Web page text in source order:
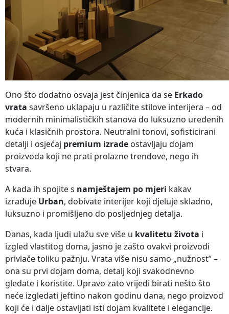
Ono što dodatno osvaja jest činjenica da se Erkado
vrata savršeno uklapaju u različite stilove interijera – od
modernih minimalističkih stanova do luksuzno uređenih
kuća i klasičnih prostora. Neutralni tonovi, sofisticirani
detalji i osjećaj premium izrade ostavljaju dojam
proizvoda koji ne prati prolazne trendove, nego ih
stvara.
A kada ih spojite s namještajem po mjeri kakav
izrađuje Urban, dobivate interijer koji djeluje skladno,
luksuzno i promišljeno do posljednjeg detalja.
Danas, kada ljudi ulažu sve više u kvalitetu života i
izgled vlastitog doma, jasno je zašto ovakvi proizvodi
privlače toliku pažnju. Vrata više nisu samo „nužnost” –
ona su prvi dojam doma, detalj koji svakodnevno
gledate i koristite. Upravo zato vrijedi birati nešto što
neće izgledati jeftino nakon godinu dana, nego proizvod
koji će i dalje ostavljati isti dojam kvalitete i elegancije.